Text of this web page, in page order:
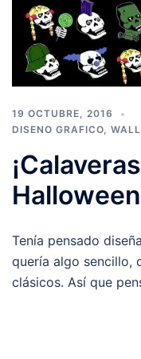
19 OCTUBRE, 2016
DISENO GRAFICO,
Tenía pensado
quería algo sencillo,
clásicos. Así que